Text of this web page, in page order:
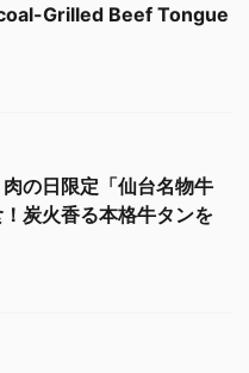
Grilled Beef Tongue
肉の日限定「仙台名物牛
炭火香る本格牛タンを